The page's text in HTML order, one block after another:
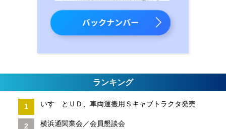
ランキング
いすゞとＵＤ、車両運搬用Ｓキャブトラクタ発売
横浜通関業会／会員懇談会